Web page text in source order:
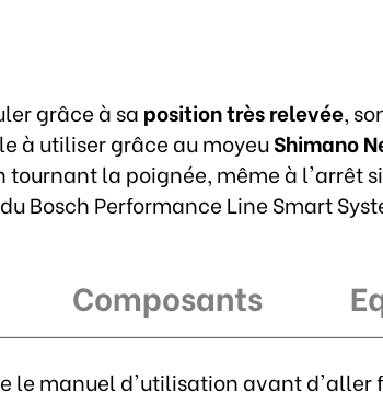
grâce à sa position très relevée,
à utiliser grâce au moyeuShimano
tournant la poignée, même à l'arrêt
du Bosch Performance Line Smart
Composants
le manuel d'utilisation avant d'aller